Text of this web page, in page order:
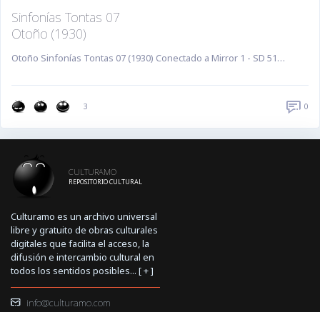
Sinfonías Tontas 07
Otoño (1930)
Otoño Sinfonías Tontas 07 (1930) Conectado a Mirror 1 - SD 51…
3 0
CULTURAMO
REPOSITORIO CULTURAL
Culturamo es un archivo universal
libre y gratuito de obras culturales
digitales que facilita el acceso, la
difusión e intercambio cultural en
todos los sentidos posibles... [+]
info@culturamo.com